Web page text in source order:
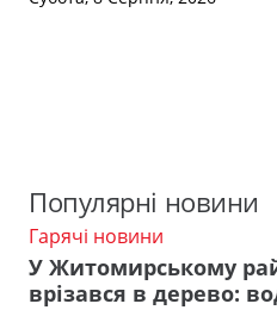
Популярні новини
Гарячі новини
У Житомирському
врізався в дерево: